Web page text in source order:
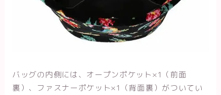
バッグの内側には、オープンポケット×1（前面
裏）、ファスナーポケット×1（背面裏）がついてい